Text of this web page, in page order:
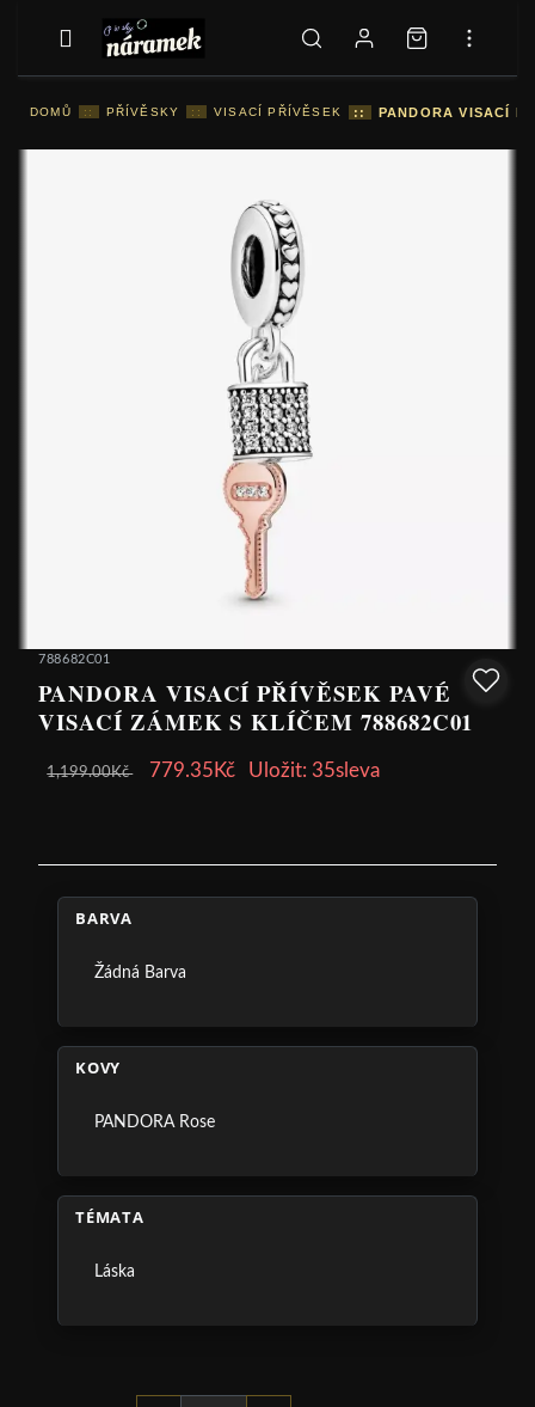
DOMŮ :: PŘÍVĚSKY :: VISACÍ PŘÍVĚSEK :: PANDORA VISACÍ
788682C01
PANDORA VISACÍ PŘÍVĚSEK PAVÉ
VISACÍ ZÁMEK S KLÍČEM 788682C01
1,199.00Kč 779.35Kč Uložit: 35sleva
BARVA
Žádná Barva
KOVY
PANDORA Rose
TÉMATA
Láska